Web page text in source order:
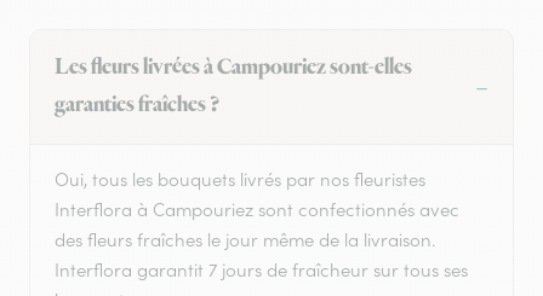
Les fleurs livrées à Campouriez sont-elles
garanties fraîches ?
Oui, tous les bouquets livrés par nos fleuristes
Interflora à Campouriez sont confectionnés avec
des fleurs fraîches le jour même de la livraison.
Interflora garantit 7 jours de fraîcheur sur tous ses